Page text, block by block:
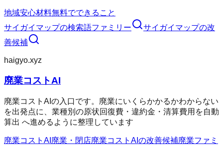
地域安心材料無料でできること
サイガイマップの検索語ファミリー サイガイマップの改
善候補
haigyo.xyz
廃業コストAI
廃業コストAIの入口です。廃業にいくらかかるかわからない
を出発点に、業種別の原状回復費・違約金・清算費用を自動
算出 へ進めるように整理しています
廃業コストAI 廃業・閉店廃業コストAIの改善候補廃業ファミ